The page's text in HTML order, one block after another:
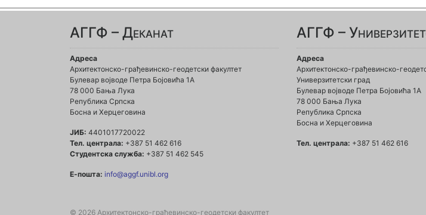
АГГФ – Деканат
Адреса
Архитектонско-грађевинско-геодетски факултет
Булевар војводе Петра Бојовића 1A
78 000 Бања Лука
Република Српска
Босна и Херцеговина
ЈИБ: 4401017720022
Тел. централа: +387 51 462 616
Студентска служба: +387 51 462 545
Е-пошта: info@aggf.unibl.org
АГГФ –
Адреса
Архитектонско-грађевинско-
Универзитетски град
Булевар војводе Петра Бојовића 1A
78 000 Бања Лука
Република Српска
Босна и Херцеговина
Тел. централа: +387 51 462 616
© 2026 Архитектонско-грађевинско-геодетски факултет